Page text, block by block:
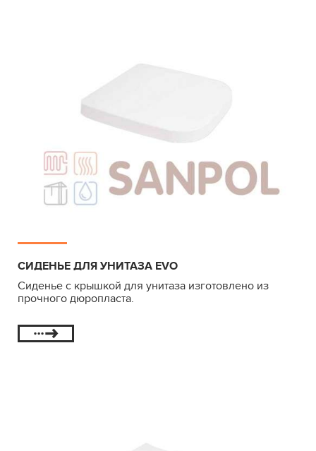
СИДЕНЬЕ ДЛЯ УНИТАЗА EVO
Сиденье с крышкой для унитаза изготовлено из
прочного дюропласта.